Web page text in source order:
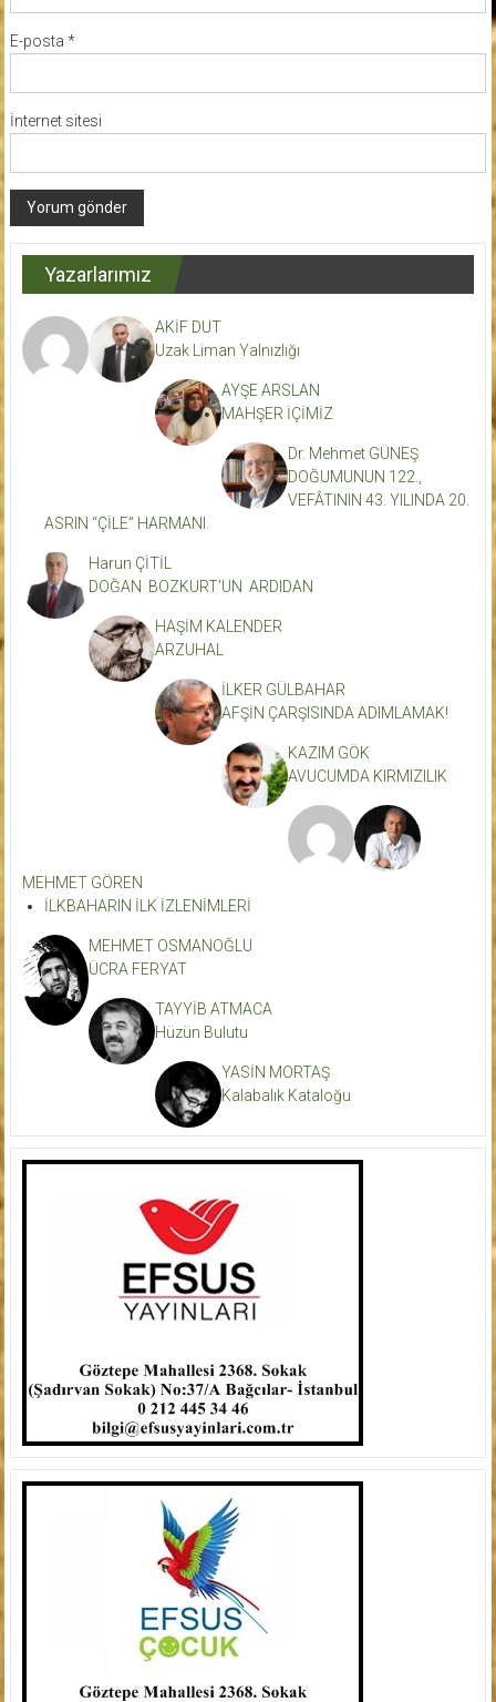
E-posta *
İnternet sitesi
Yazarlarımız
AKİF DUT
Uzak Liman Yalnızlığı
AYŞE ARSLAN
MAHŞER İÇİMİZ
Dr. Mehmet GÜNEŞ
DOĞUMUNUN 122.,
VEFÂTININ 43. YILINDA 20.
ASRIN “ÇİLE” HARMANI.
Harun ÇİTİL
DOĞAN BOZKURT’UN ARDIDAN
HAŞİM KALENDER
ARZUHAL
İLKER GÜLBAHAR
AFŞİN ÇARŞISINDA ADIMLAMAK!
KAZIM GÖK
AVUCUMDA KIRMIZILIK
MEHMET GÖREN
İLKBAHARIN İLK İZLENİMLERİ
MEHMET OSMANOĞLU
ÜCRA FERYAT
TAYYİB ATMACA
Hüzün Bulutu
YASİN MORTAŞ
Kalabalık Kataloğu